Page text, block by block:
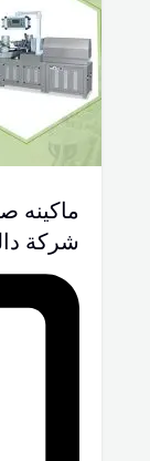
ماكينه
شركة